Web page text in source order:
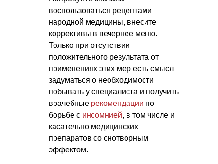
воспользоваться рецептами
народной медицины, внесите
коррективы в вечернее меню.
Только при отсутствии
положительного результата от
применениях этих мер есть смысл
задуматься о необходимости
побывать у специалиста и получить
врачебные рекомендации по
борьбе с инсомнией, в том числе и
касательно медицинских
препаратов со снотворным
эффектом.